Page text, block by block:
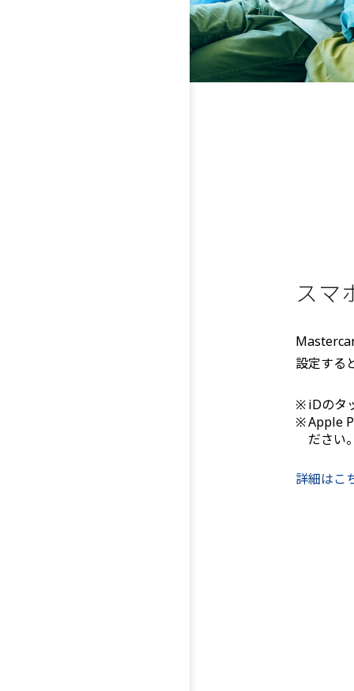
スマ
設定する
※iDのタ
※Apple
ださい
詳細はこ